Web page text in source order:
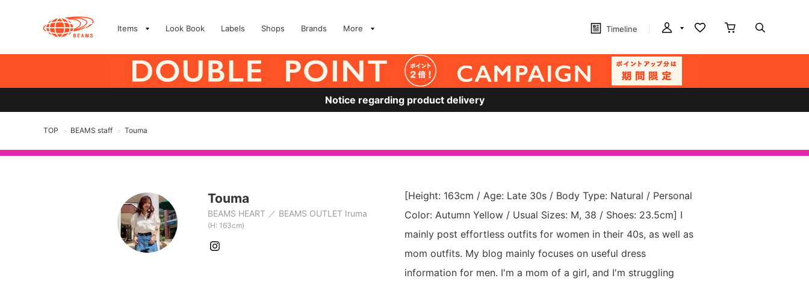
Items Look Book Labels Shops Brands More Timeline
Notice regarding product delivery
TOP > BEAMS staff > Touma
Touma
BEAMS HEART BEAMS OUTLET Iruma
(H: 163cm)
[Height: 163cm / Age: Late 30s / Body Type: Natural / Personal
Color: Autumn Yellow / Usual Sizes: M, 38 / Shoes: 23.5cm] I
mainly post effortless outfits for women in their 40s, as well as
mom outfits. My blog mainly focuses on useful dress
information for men. I'm a mom of a girl, and I'm struggling